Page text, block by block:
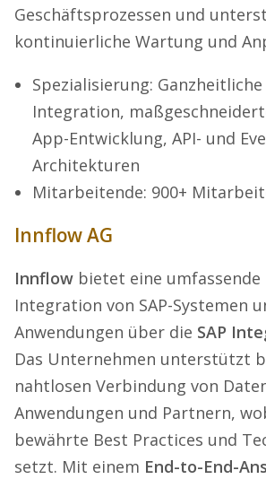
Geschäftsprozessen und
kontinuierliche Wartung und
Spezialisierung: Ganzheitliche
Integration,
App-Entwicklung, API- und
Architekturen
Mitarbeitende: 900+
Innflow AG
Innflow bietet eine umfassende
Integration von SAP-Systemen
Anwendungen über die SAP
Das Unternehmen unterstützt
nahtlosen Verbindung von
Anwendungen und Partnern,
bewährte Best Practices und
setzt. Mit einem End-to-End-